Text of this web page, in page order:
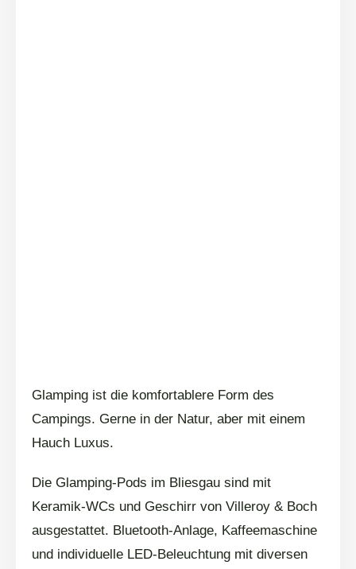
Glamping ist die komfortablere Form des
Campings. Gerne in der Natur, aber mit einem
Hauch Luxus.
Die Glamping-Pods im Bliesgau sind mit
Keramik-WCs und Geschirr von Villeroy & Boch
ausgestattet. Bluetooth-Anlage, Kaffeemaschine
und individuelle LED-Beleuchtung mit diversen